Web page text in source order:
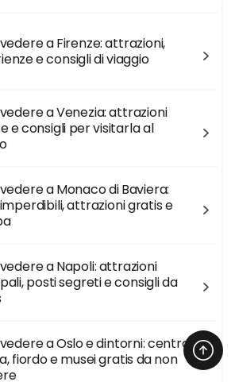
a Firenze: attrazioni,
e consigli di viaggio
a Venezia: attrazioni
e consigli per visitarla al
a Monaco di Baviera:
attrazioni gratis e
a Napoli: attrazioni
posti segreti e consigli da
a Oslo e dintorni: centro,
fiordo e musei gratis da non